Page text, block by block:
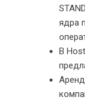
ядра
В